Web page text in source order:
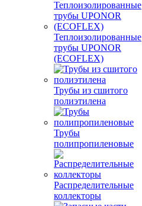
Теплоизолированные
трубы UPONOR
(ECOFLEX)
Трубы из сшитого
полиэтилена
Трубы
полипропиленовые
Распределительные
коллекторы